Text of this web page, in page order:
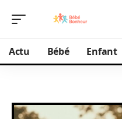
Actu Bébé Enfant